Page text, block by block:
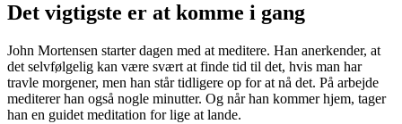
Det vigtigste er at komme i gang
John Mortensen starter dagen med at meditere. Han anerkender, at
det selvfølgelig kan være svært at finde tid til det, hvis man har
travle morgener, men han står tidligere op for at nå det. På arbejde
mediterer han også nogle minutter. Og når han kommer hjem, tager
han en guidet meditation for lige at lande.